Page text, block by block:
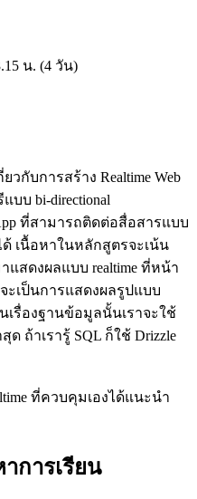
น. (4 วัน)
วกับการสร้าง Realtime Web
บบ bi-directional
ที่สามารถติดต่อสื่อสารแบบ
ได้ เนื้อหาในหลักสูตรจะเน้น
สดงผลแบบ realtime ที่หน้า
จะเป็นการแสดงผลรูปแบบ
เรื่องฐานข้อมูลนั้นเราจะใช้
ด ถ้าเรารู้ SQL ก็ใช้ Drizzle
ที่ควบคุมเองได้แนะนำ
การเรียน